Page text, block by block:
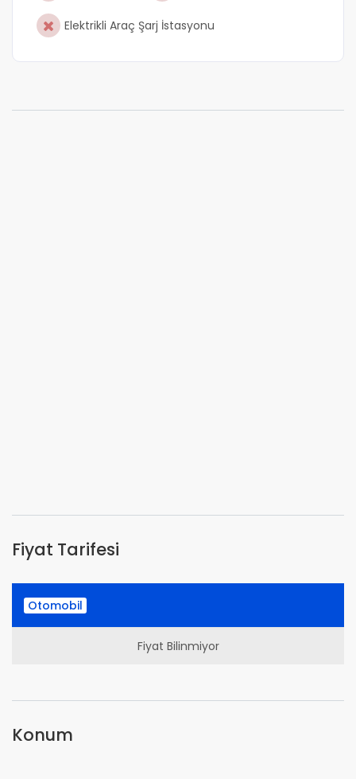
Elektrikli Araç Şarj İstasyonu
Fiyat Tarifesi
Otomobil
Fiyat Bilinmiyor
Konum